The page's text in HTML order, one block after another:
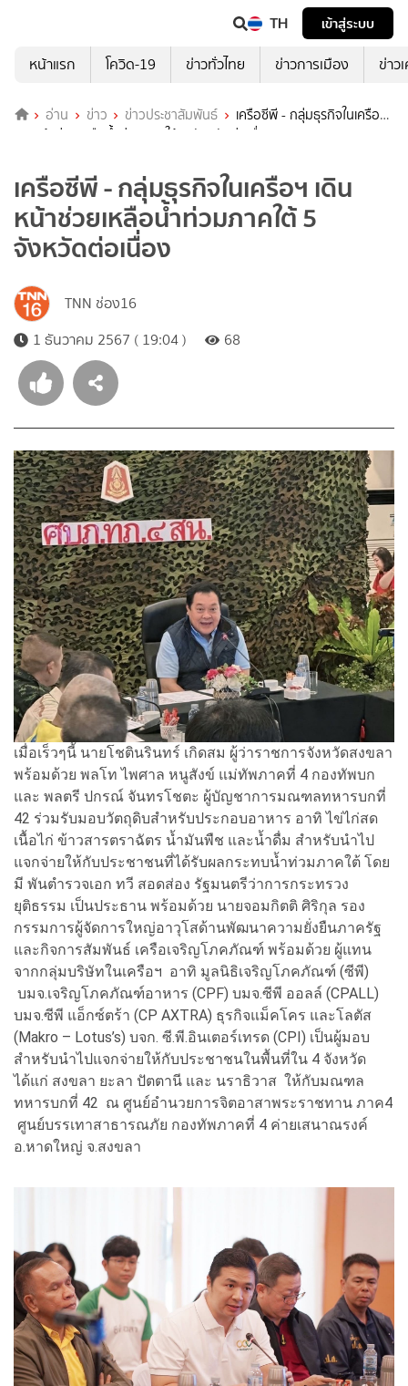
TH
เข้าสู่ระบบ
หน้าแรก
โควิด-19 ข่าวทั่วไทย ข่าวการเมือง ข่าว
อ่าน ข่าว ข่าวประชาสัมพันธ์
เครือซีพี - กลุ่มธุรกิจในเครือฯ
เดินหน้าช่วยเหลือน้ำท่วมภาคใต้ 5 จังหวัดต่อเนื่อง
เครือซีพี - กลุ่มธุรกิจในเครือฯ เดิน
หน้าช่วยเหลือน้ำท่วมภาคใต้ 5
จังหวัดต่อเนื่อง
TNN ช่อง16
1 ธันวาคม 2567 ( 19:04 )
68
เมื่อเร็วๆนี้ นายโชตินรินทร์ เกิดสม ผู้ว่าราชการจังหวัดสงขลา
พร้อมด้วย พลโท ไพศาล หนูสังข์ แม่ทัพภาคที่ 4 กองทัพบก
และ พลตรี ปกรณ์ จันทรโชตะ ผู้บัญชาการมณฑลทหารบกที่
42 ร่วมรับมอบวัตถุดิบสำหรับประกอบอาหาร อาทิ ไข่ไก่สด
เนื้อไก่ ข้าวสารตราฉัตร น้ำมันพืช และน้ำดื่ม สำหรับนำไป
แจกจ่ายให้กับประชาชนที่ได้รับผลกระทบน้ำท่วมภาคใต้ โดย
มี พันตำรวจเอก ทวี สอดส่อง รัฐมนตรีว่าการกระทรวง
ยุติธรรม เป็นประธาน พร้อมด้วย นายจอมกิตติ ศิริกุล รอง
กรรมการผู้จัดการใหญ่อาวุโสด้านพัฒนาความยั่งยืนภาครัฐ
และกิจการสัมพันธ์ เครือเจริญโภคภัณฑ์ พร้อมด้วย ผู้แทน
จากกลุ่มบริษัทในเครือฯ อาทิ มูลนิธิเจริญโภคภัณฑ์ (ซีพี)
บมจ.เจริญโภคภัณฑ์อาหาร (CPF) บมจ.ซีพี ออลล์ (CPALL)
บมจ.ซีพี แอ็กซ์ตร้า (CP AXTRA) ธุรกิจแม็คโคร และโลตัส
(Makro – Lotus’s) บจก. ซี.พี.อินเตอร์เทรด (CPI) เป็นผู้มอบ
สำหรับนำไปแจกจ่ายให้กับประชาชนในพื้นที่ใน 4 จังหวัด
ได้แก่ สงขลา ยะลา ปัตตานี และ นราธิวาส ให้กับมณฑล
ทหารบกที่ 42 ณ ศูนย์อำนวยการจิตอาสาพระราชทาน ภาค4
ศูนย์บรรเทาสาธารณภัย กองทัพภาคที่ 4 ค่ายเสนาณรงค์
อ.หาดใหญ่ จ.สงขลา